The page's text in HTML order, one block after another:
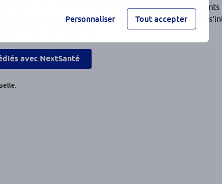
de La Poste en matière de livraison de médicaments
sur le créneau de la livraison de médicaments à domicile,
dans quelques mois…
avec NextSanté
Personnaliser Tout accepter